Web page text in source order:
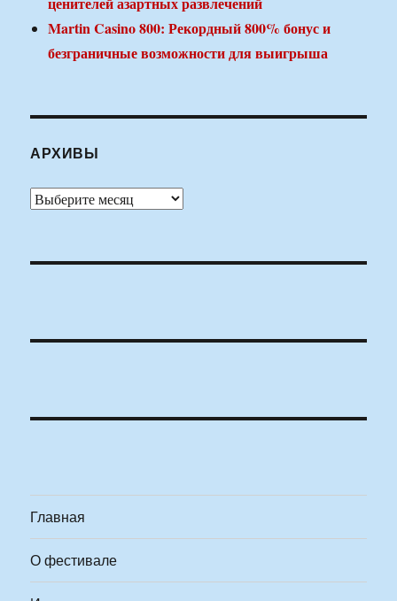
Martin Casino 800: Рекордный 800% бонус и
безграничные возможности для выигрыша
АРХИВЫ
Архивы
Главная
О фестивале